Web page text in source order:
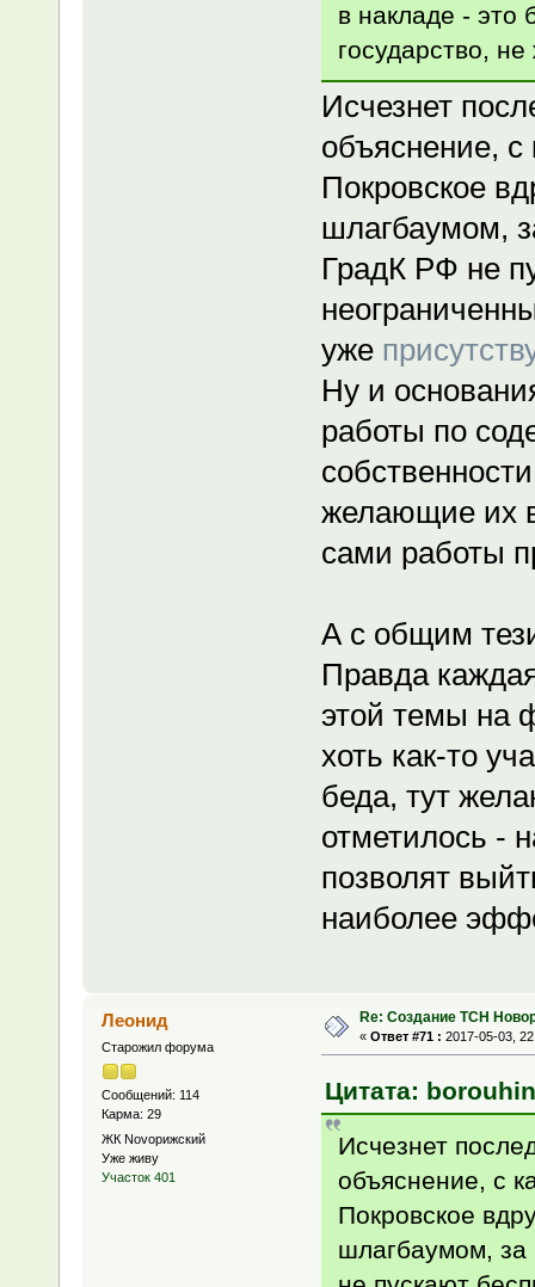
в накладе - это
государство,
Исчезнет
объяснение, с
Покровское
шлагбаумом,
ГрадК РФ не
уже
Ну и
работы по
желающие их
сами работы
А с общим
Правда
этой темы на
хоть как-то
беда, тут
отметилось -
позволят
наиболее
Леонид
Старожил форума
Сообщений: 114
Карма: 29
ЖК Novoрижский
Уже живу
Участок 401
Re: Создание ТСН
« Ответ #71 : 2017-05-03,
Цитата:
Исчезнет
объяснение, с
Покровское
шлагбаумом, за